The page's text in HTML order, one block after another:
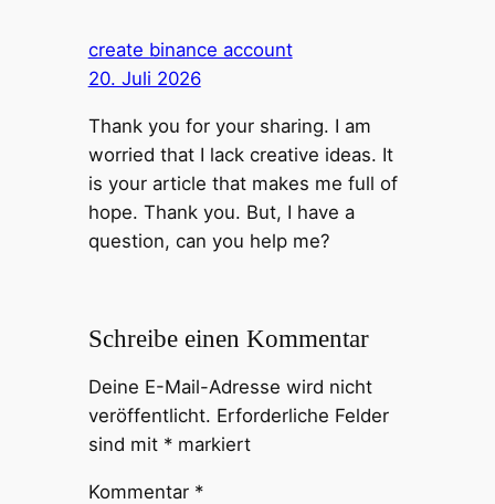
create binance account
20. Juli 2026
Thank you for your sharing. I am
worried that I lack creative ideas. It
is your article that makes me full of
hope. Thank you. But, I have a
question, can you help me?
Schreibe einen Kommentar
Deine E-Mail-Adresse wird nicht
veröffentlicht. Erforderliche Felder
sind mit *markiert
Kommentar *